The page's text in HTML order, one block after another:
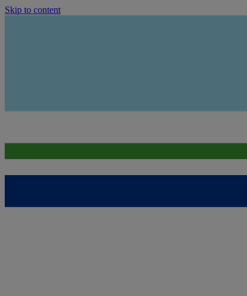
Skip to content